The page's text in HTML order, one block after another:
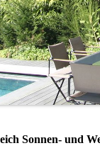
Sonnen- und